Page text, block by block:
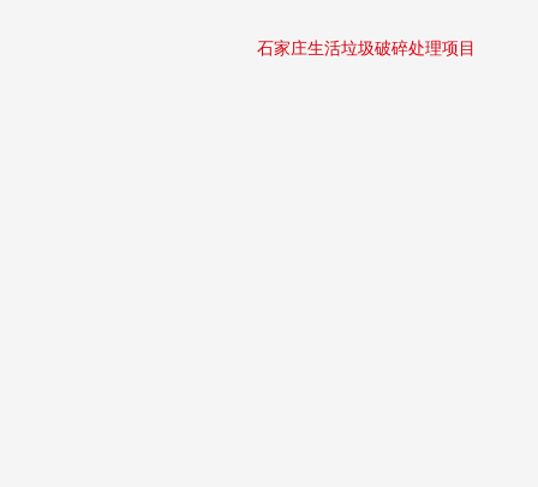
石家庄生活垃圾破碎处理项目